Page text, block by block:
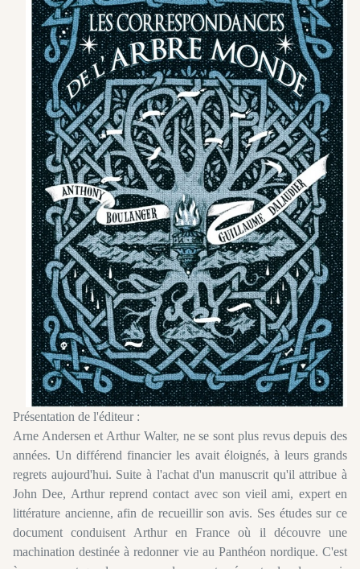
Présentation de l'éditeur :
Arne Andersen et Arthur Walter, ne se sont plus revus depuis des
années. Un différend financier les avait éloignés, à leurs grands
regrets aujourd'hui. Suite à l'achat d'un manuscrit qu'il attribue à
John Dee, Arthur reprend contact avec son vieil ami, expert en
littérature ancienne, afin de recueillir son avis. Ses études sur ce
document conduisent Arthur en France où il découvre une
machination destinée à redonner vie au Panthéon nordique. C'est